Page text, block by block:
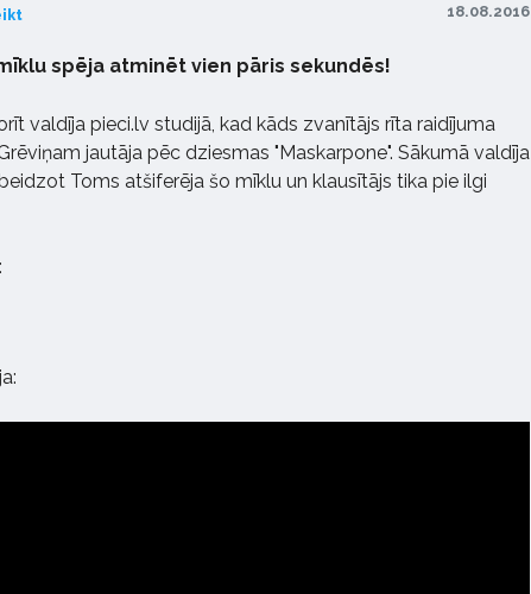
18.08.2016
spēja atminēt vien pāris sekundēs!
valdīja pieci.lv studijā, kad kāds zvanītājs rīta raidījuma
jautāja pēc dziesmas "Maskarpone". Sākumā valdīja
Toms atšiferēja šo mīklu un klausītājs tika pie ilgi